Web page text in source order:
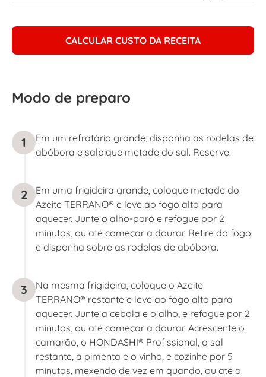
CALCULAR CUSTO DA RECEITA
Modo de preparo
1
Em um refratário grande, disponha as rodelas de
abóbora e salpique metade do sal. Reserve.
2
Em uma frigideira grande, coloque metade do
Azeite TERRANO® e leve ao fogo alto para
aquecer. Junte o alho-poró e refogue por 2
minutos, ou até começar a dourar. Retire do fogo
e disponha sobre as rodelas de abóbora.
3
Na mesma frigideira, coloque o Azeite
TERRANO® restante e leve ao fogo alto para
aquecer. Junte a cebola e o alho, e refogue por 2
minutos, ou até começar a dourar. Acrescente o
camarão, o HONDASHI® Profissional, o sal
restante, a pimenta e o vinho, e cozinhe por 5
minutos, mexendo de vez em quando, ou até o